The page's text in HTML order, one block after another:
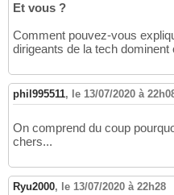
Et vous ?
Comment pouvez-vous
dirigeants de la tech
phil995511, le 13/07/2020 à
On comprend du coup
chers...
Ryu2000, le 13/07/2020 à 22h28